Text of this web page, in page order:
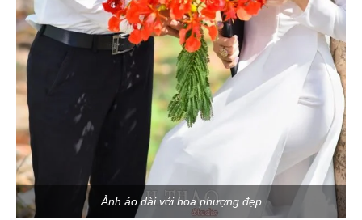
Ảnh áo dài với hoa phượng đẹp